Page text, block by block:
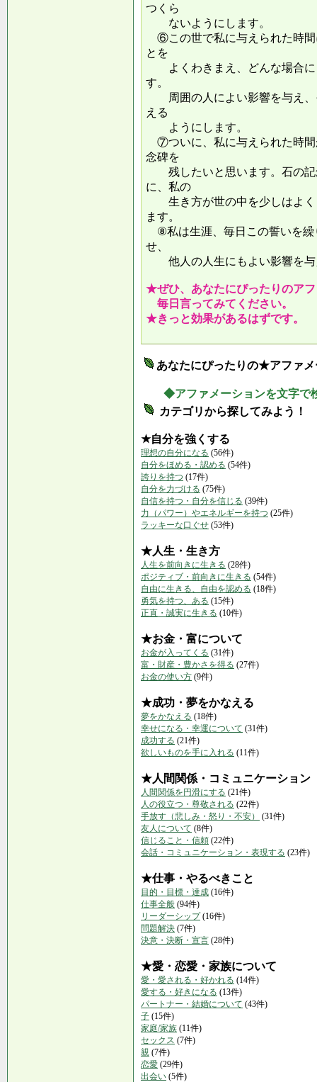
つくら
ないようにします。
⑥この世で私に与えられた時間
とを
よくわきまえ、どんな場合に
す。
周囲の人によい影響を与え、
える
ようにします。
⑦ついに、私に与えられた時間
念碑を
残したいと思います。石の記
に、私の
生き方が世の中を少しはよく
ます。
⑧私は生涯、毎日この誓いを繰
せ、
他人の人生にもよい影響
★ぜひ、あなたにぴったりのア
毎日言ってみてください。
★きっと効果があるはずです。
あなたにぴったりの★アファ
◆アファメーションを文字で
カテゴリから探してみよう！
★自分を強くする
理想の自分になる (56件)
自分をほめる・認める (54件)
誇りを持つ (17件)
自分を力づける (75件)
自信を持つ・自分を信じる (39件)
力（パワー）やエネルギーを持つ (25件)
ラッキーな口ぐせ (53件)
★人生・生き方
人生を前向きに生きる (28件)
ポジティブ・前向きに生きる (54件)
自由に生きる、自由を認める (18件)
勇気を持つ、ある (15件)
正直・誠実に生きる (10件)
★お金・富について
お金が入ってくる (31件)
富・財産・豊かさを得る (27件)
お金の使い方 (9件)
★成功・夢をかなえる
夢をかなえる (18件)
幸せになる・幸運について (31件)
成功する (21件)
欲しいものを手に入れる (11件)
★人間関係・コミュニケーション
人間関係を円滑にする (21件)
人の役立つ・尊敬される (22件)
手放す（悲しみ・怒り・不安）
(31件)
友人について (8件)
信じること・信頼 (22件)
会話・コミュニケーション・表現する (23件)
★仕事・やるべきこと
目的・目標・達成 (16件)
仕事全般 (94件)
リーダーシップ(16件)
問題解決 (7件)
決意・決断・宣言 (28件)
★愛・恋愛・家族について
愛・愛される・好かれる (14件)
愛する・好きになる (13件)
パートナー・結婚について (43件)
子 (15件)
家庭/家族 (11件)
セックス (7件)
親 (7件)
恋愛 (29件)
出会い (5件)